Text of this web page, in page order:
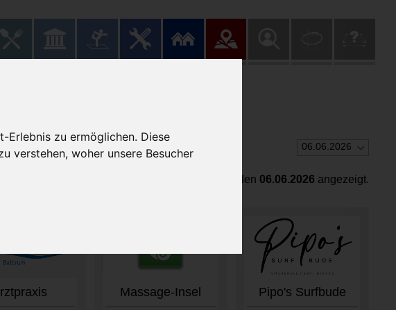
Erlebnis zu ermöglichen. Diese
verstehen, woher unsere Besucher
06.06.2026
Es werden Öffnungszeiten für den 06.06.2026 angezeigt.
Massage-Insel Pipo's Surfbude